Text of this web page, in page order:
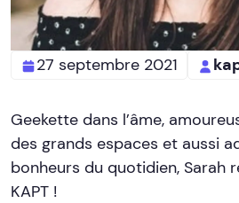
27 septembre 2021
Geekette dans l’âme,
des grands espaces et aussi
bonheurs du quotidien, Sarah
KAPT !